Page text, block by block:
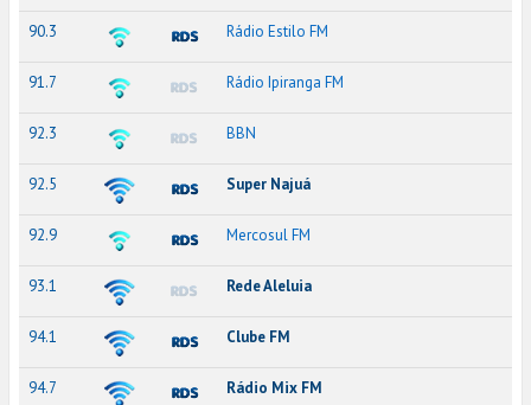
90.3 Rádio Estilo FM
91.7 Rádio Ipiranga FM
92.3 BBN
92.5 Super Najuá
92.9 Mercosul FM
93.1 Rede Aleluia
94.1 Clube FM
94.7 Rádio Mix FM